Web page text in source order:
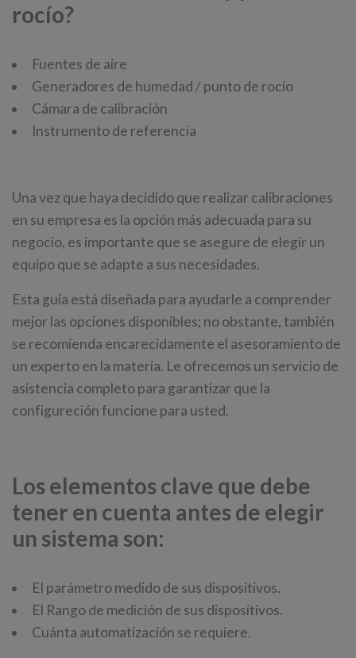
rocío?
Fuentes de aire
Generadores de humedad / punto de rocío
Cámara de calibración
Instrumento de referencia
Una vez que haya decidido que realizar calibraciones
en su empresa es la opción más adecuada para su
negocio, es importante que se asegure de elegir un
equipo que se adapte a sus necesidades.
Esta guía está diseñada para ayudarle a comprender
mejor las opciones disponibles; no obstante, también
se recomienda encarecidamente el asesoramiento de
un experto en la materia. Le ofrecemos un servicio de
asistencia completo para garantizar que la
configureción funcione para usted.
Los elementos clave que debe
tener en cuenta antes de elegir
un sistema son:
El parámetro medido de sus dispositivos.
El Rango de medición de sus dispositivos.
Cuánta automatización se requiere.